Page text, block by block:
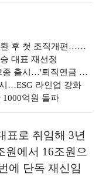
개편…연금·ETF·AI 중점
대표 재선정
시…'퇴직연금 겨냥'
…ESG 라인업 강화
1000억원 돌파
표로 취임해 3년
원에서 16조원으
에 단독 재신임